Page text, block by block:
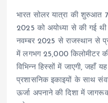
भारत सोलर यात्रा की शुरुआत
2025 को अयोध्या से की गई
नवम्बर 2025 से राजस्थान से
में लगभग 25,000 किलोमीटर
विभिन्न हिस्सों में जाएगी, जहाँ
प्रशासनिक इकाइयों के साथ
ऊर्जा अपनाने की दिशा में